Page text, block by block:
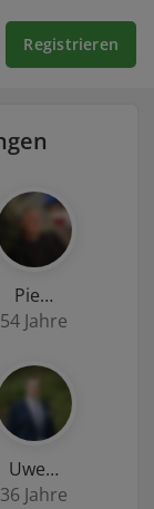
Registrieren
Pie…
54 Jahre
Uwe…
36 Jahre